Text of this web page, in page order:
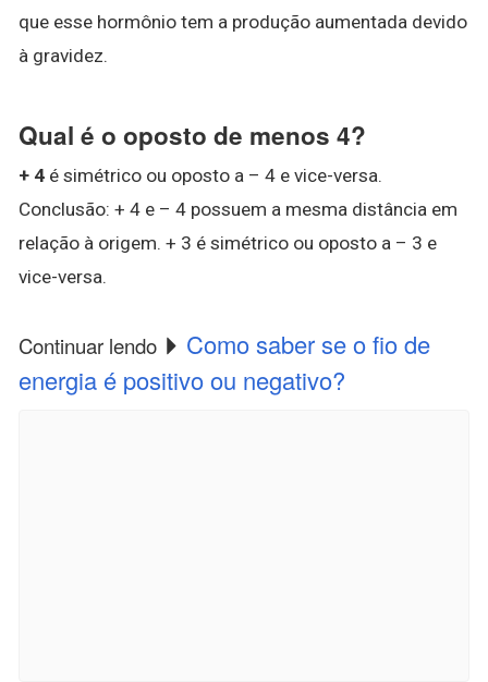
que esse hormônio tem a produção aumentada devido
à gravidez.
Qual é o oposto de menos 4?
+ 4 é simétrico ou oposto a – 4 e vice-versa.
Conclusão: + 4 e – 4 possuem a mesma distância em
relação à origem. + 3 é simétrico ou oposto a – 3 e
vice-versa.
Continuar lendo
Como saber se o fio de
energia é positivo ou negativo?